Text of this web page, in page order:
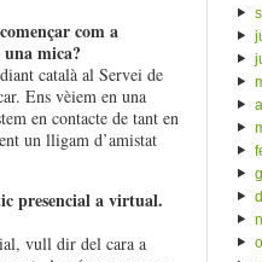
com a
mica?
català al Servei de
Ens vèiem en una
en contacte de tant en
un lligam d’amistat
presencial a virtual.
vull dir del cara a